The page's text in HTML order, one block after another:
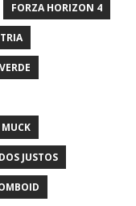
FORZA HORIZON 4
MUCK
JUSTOS